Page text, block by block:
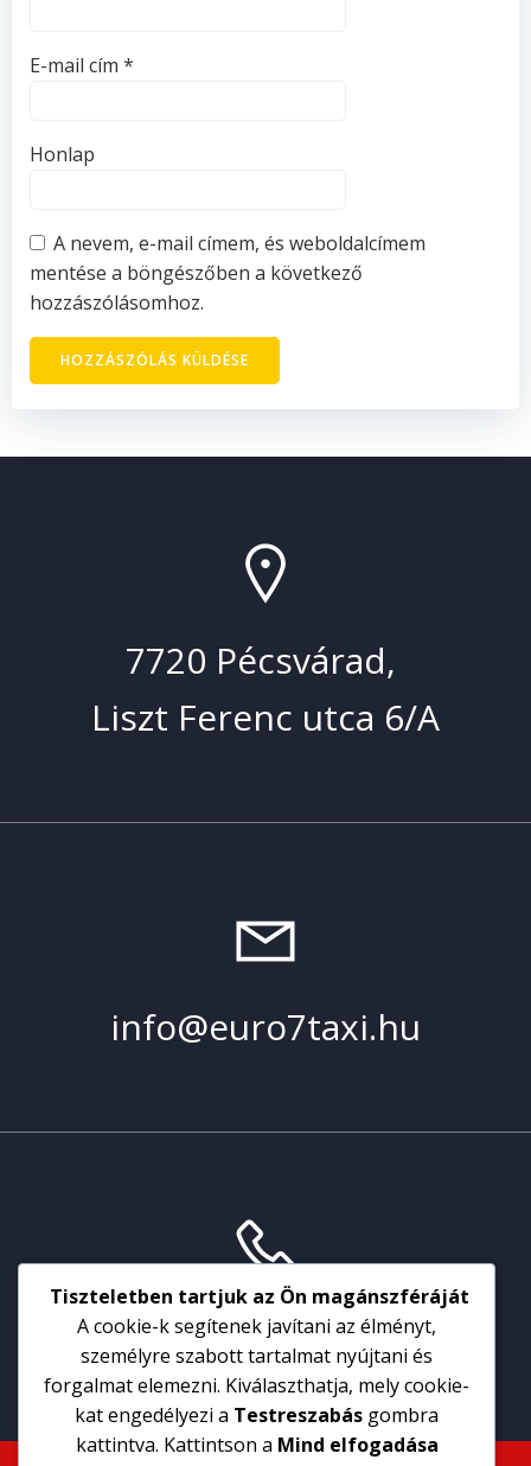
E-mail cím *
Honlap
A nevem, e-mail címem, és weboldalcímem
mentése a böngészőben a következő
hozzászólásomhoz.
7720 Pécsvárad,
Liszt Ferenc utca 6/A
info@euro7taxi.hu
+36 72 777 777
Tiszteletben tartjuk az Ön magánszféráját
A cookie-k segítenek javítani az élményt,
személyre szabott tartalmat nyújtani és
forgalmat elemezni. Kiválaszthatja, mely cookie-
kat engedélyezi a Testreszabás gombra
kattintva. Kattintson a Mind elfogadása